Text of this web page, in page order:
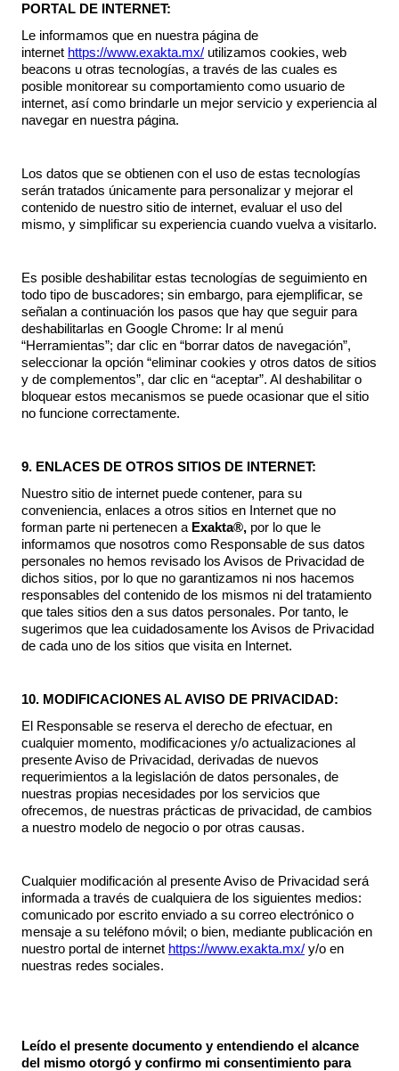
PORTAL DE INTERNET:
Le informamos que en nuestra página de
internet https://www.exakta.mx/ utilizamos cookies, web
beacons u otras tecnologías, a través de las cuales es
posible monitorear su comportamiento como usuario de
internet, así como brindarle un mejor servicio y experiencia al
navegar en nuestra página.
Los datos que se obtienen con el uso de estas tecnologías
serán tratados únicamente para personalizar y mejorar el
contenido de nuestro sitio de internet, evaluar el uso del
mismo, y simplificar su experiencia cuando vuelva a visitarlo.
Es posible deshabilitar estas tecnologías de seguimiento en
todo tipo de buscadores; sin embargo, para ejemplificar, se
señalan a continuación los pasos que hay que seguir para
deshabilitarlas en Google Chrome: Ir al menú
“Herramientas”; dar clic en “borrar datos de navegación”,
seleccionar la opción “eliminar cookies y otros datos de sitios
y de complementos”, dar clic en “aceptar”. Al deshabilitar o
bloquear estos mecanismos se puede ocasionar que el sitio
no funcione correctamente.
9. ENLACES DE OTROS SITIOS DE INTERNET:
Nuestro sitio de internet puede contener, para su
conveniencia, enlaces a otros sitios en Internet que no
forman parte ni pertenecen a Exakta®, por lo que le
informamos que nosotros como Responsable de sus datos
personales no hemos revisado los Avisos de Privacidad de
dichos sitios, por lo que no garantizamos ni nos hacemos
responsables del contenido de los mismos ni del tratamiento
que tales sitios den a sus datos personales. Por tanto, le
sugerimos que lea cuidadosamente los Avisos de Privacidad
de cada uno de los sitios que visita en Internet.
10. MODIFICACIONES AL AVISO DE PRIVACIDAD:
El Responsable se reserva el derecho de efectuar, en
cualquier momento, modificaciones y/o actualizaciones al
presente Aviso de Privacidad, derivadas de nuevos
requerimientos a la legislación de datos personales, de
nuestras propias necesidades por los servicios que
ofrecemos, de nuestras prácticas de privacidad, de cambios
a nuestro modelo de negocio o por otras causas.
Cualquier modificación al presente Aviso de Privacidad será
informada a través de cualquiera de los siguientes medios:
comunicado por escrito enviado a su correo electrónico o
mensaje a su teléfono móvil; o bien, mediante publicación en
nuestro portal de internet https://www.exakta.mx/ y/o en
nuestras redes sociales.
Leído el presente documento y entendiendo el alcance
del mismo otorgó y confirmo mi consentimiento para